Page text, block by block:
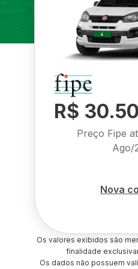
R$
Preço Fipe
Ago/
Nova
Os valores exibidos são
finalidade
Os dados não possuem